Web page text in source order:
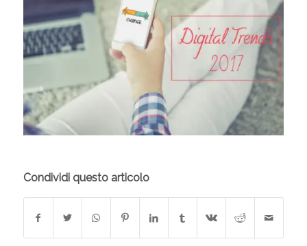
Condividi questo articolo